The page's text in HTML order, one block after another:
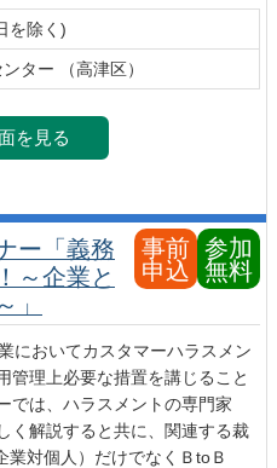
を除く)
ター （高津区）
を見る
事前
申込
参加
無料
ー「義務
～企業と
においてカスタマーハラスメン
管理上必要な措置を講じること
では、ハラスメントの専門家
く解説すると共に、関連する裁
業対個人）だけでなくＢtoＢ